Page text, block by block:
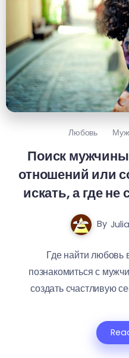
Любовь
Поиск
отношений или
искать, а где не
By Julia
Где найти любовь
познакомиться с
создать счастливую